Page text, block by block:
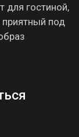
для гостиной,
под